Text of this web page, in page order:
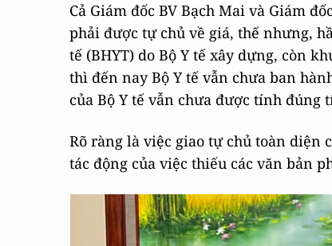
Cả Giám đốc BV Bạch Mai và Giám
phải được tự chủ về giá, thế nhưng,
tế (BHYT) do Bộ Y tế xây dựng, còn
thì đến nay Bộ Y tế vẫn chưa ban
của Bộ Y tế vẫn chưa được tính
Rõ ràng là việc giao tự chủ toàn diện
tác động của việc thiếu các văn bản